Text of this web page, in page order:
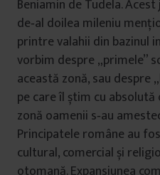
Beniamin de Tudela.
de‑al doilea mileniu
printre valahii din bazinul
vorbim despre „primele”
această zonă, sau despre
pe care îl știm cu
zonă oamenii s‑au
Principatele române au
cultural, comercial și